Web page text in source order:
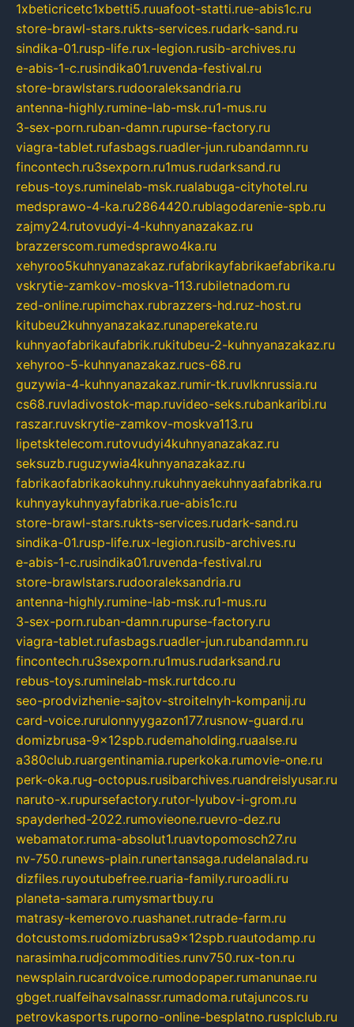
1xbeticricetc1xbetti5.ruuafoot-statti.rue-abis1c.ru
store-brawl-stars.rukts-services.rudark-sand.ru
sindika-01.rusp-life.rux-legion.rusib-archives.ru
e-abis-1-c.rusindika01.ruvenda-festival.ru
store-brawlstars.rudooraleksandria.ru
antenna-highly.rumine-lab-msk.ru1-mus.ru
3-sex-porn.ruban-damn.rupurse-factory.ru
viagra-tablet.rufasbags.ruadler-jun.rubandamn.ru
fincontech.ru3sexporn.ru1mus.rudarksand.ru
rebus-toys.ruminelab-msk.rualabuga-cityhotel.ru
medsprawo-4-ka.ru2864420.rublagodarenie-spb.ru
zajmy24.rutovudyi-4-kuhnyanazakaz.ru
brazzerscom.rumedsprawo4ka.ru
xehyroo5kuhnyanazakaz.rufabrikayfabrikaefabrika.ru
vskrytie-zamkov-moskva-113.rubiletnadom.ru
zed-online.rupimchax.rubrazzers-hd.ruz-host.ru
kitubeu2kuhnyanazakaz.runaperekate.ru
kuhnyaofabrikaufabrik.rukitubeu-2-kuhnyanazakaz.ru
xehyroo-5-kuhnyanazakaz.rucs-68.ru
guzywia-4-kuhnyanazakaz.rumir-tk.ruvlknrussia.ru
cs68.ruvladivostok-map.ruvideo-seks.rubankaribi.ru
raszar.ruvskrytie-zamkov-moskva113.ru
lipetsktelecom.rutovudyi4kuhnyanazakaz.ru
seksuzb.ruguzywia4kuhnyanazakaz.ru
fabrikaofabrikaokuhny.rukuhnyaekuhnyaafabrika.ru
kuhnyaykuhnyayfabrika.rue-abis1c.ru
store-brawl-stars.rukts-services.rudark-sand.ru
sindika-01.rusp-life.rux-legion.rusib-archives.ru
e-abis-1-c.rusindika01.ruvenda-festival.ru
store-brawlstars.rudooraleksandria.ru
antenna-highly.rumine-lab-msk.ru1-mus.ru
3-sex-porn.ruban-damn.rupurse-factory.ru
viagra-tablet.rufasbags.ruadler-jun.rubandamn.ru
fincontech.ru3sexporn.ru1mus.rudarksand.ru
rebus-toys.ruminelab-msk.rurtdco.ru
seo-prodvizhenie-sajtov-stroitelnyh-kompanij.ru
card-voice.rurulonnyygazon177.rusnow-guard.ru
domizbrusa-9x12spb.rudemaholding.ruaalse.ru
a380club.ruargentinamia.ruperkoka.rumovie-one.ru
perk-oka.rug-octopus.rusibarchives.ruandreislyusar.ru
naruto-x.rupursefactory.rutor-lyubov-i-grom.ru
spayderhed-2022.rumovieone.ruevro-dez.ru
webamator.ruma-absolut1.ruavtopomosch27.ru
nv-750.runews-plain.runertansaga.rudelanalad.ru
dizfiles.ruyoutubefree.ruaria-family.ruroadli.ru
planeta-samara.rumysmartbuy.ru
matrasy-kemerovo.ruashanet.rutrade-farm.ru
dotcustoms.rudomizbrusa9x12spb.ruautodamp.ru
narasimha.rudjcommodities.runv750.rux-ton.ru
newsplain.rucardvoice.rumodopaper.rumanunae.ru
gbget.rualfeihavsalnassr.rumadoma.rutajuncos.ru
petrovkasports.ruporno-online-besplatno.rusplclub.ru